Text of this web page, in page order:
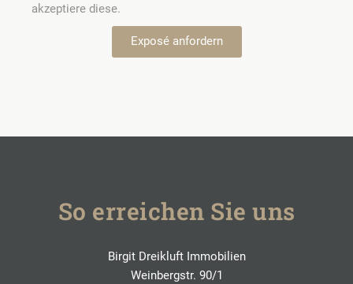
akzeptiere diese.
Exposé anfordern
So erreichen Sie uns
Birgit Dreikluft Immobilien
Weinbergstr. 90/1